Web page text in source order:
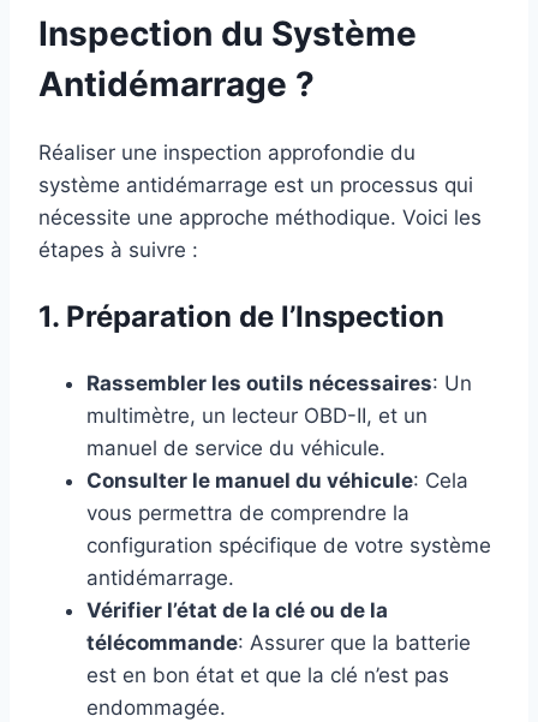
Inspection du Système
Antidémarrage ?
Réaliser une inspection approfondie du
système antidémarrage est un processus qui
nécessite une approche méthodique. Voici les
étapes à suivre :
1. Préparation de l’Inspection
Rassembler les outils nécessaires: Un
multimètre, un lecteur OBD-II, et un
manuel de service du véhicule.
Consulter le manuel du véhicule: Cela
vous permettra de comprendre la
configuration spécifique de votre système
antidémarrage.
Vérifier l’état de la clé ou de la
télécommande: Assurer que la batterie
est en bon état et que la clé n’est pas
endommagée.